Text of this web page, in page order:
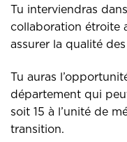
Tu interviendras
collaboration étroite
assurer la qualité
Tu auras
département qui
soit 15 à l’unité de
transition.